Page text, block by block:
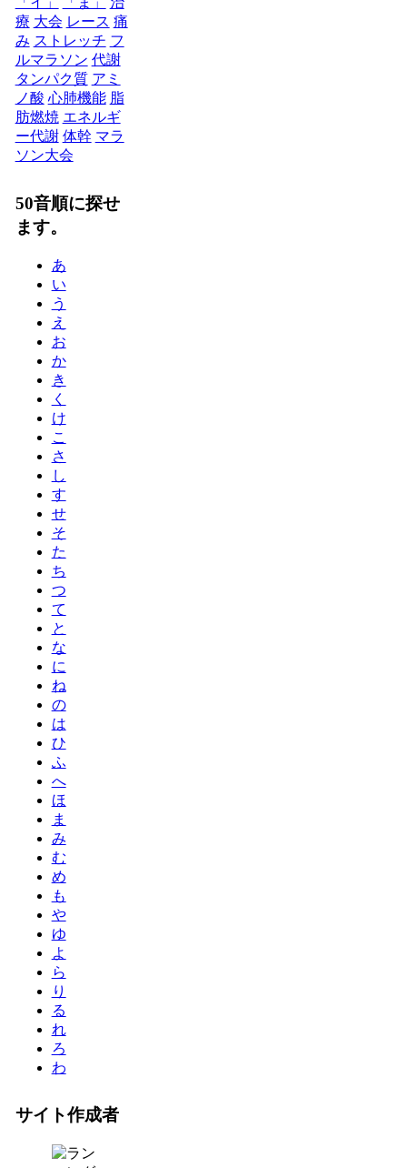
療 大会 レース 痛
み ストレッチ フ
ルマラソン 代謝
タンパク質 アミ
ノ酸 心肺機能 脂
肪燃焼 エネルギ
ー代謝 体幹 マラ
ソン大会
50音順に探せ
ます。
あ
い
う
え
お
か
き
く
け
こ
さ
し
す
せ
そ
た
ち
つ
て
と
な
に
ね
の
は
ひ
ふ
へ
ほ
ま
み
む
め
も
や
ゆ
よ
ら
り
る
れ
ろ
わ
サイト作成者